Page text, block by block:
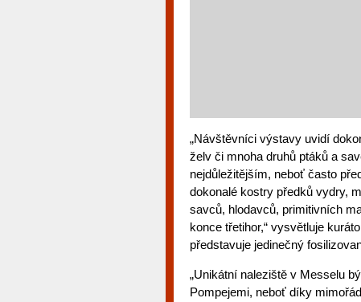
„Návštěvníci výstavy uvidí
želv či mnoha druhů ptáků a
nejdůležitějším, neboť často
dokonalé kostry předků vydry,
savců, hlodavců, primitivních
konce třetihor,“ vysvětluje
představuje jedinečný
„Unikátní naleziště v Messelu
Pompejemi, neboť díky